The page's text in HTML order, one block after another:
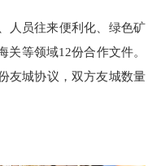
员往来便利化、绿色矿
等领域12份合作文件。
友城协议，双方友城数量